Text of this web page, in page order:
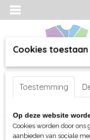
Inloggen Registreren
Home >webshop>Per
Interlock Tee LM dames
Cookies
Toestemming
Op deze website
Cookies worden door ons
aanbieden van sociale